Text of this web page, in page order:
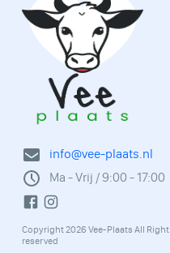
info@vee-plaats.nl
Ma - Vrij / 9:00 - 17:00
Copyright 2026 Vee-Plaats All Right
reserved